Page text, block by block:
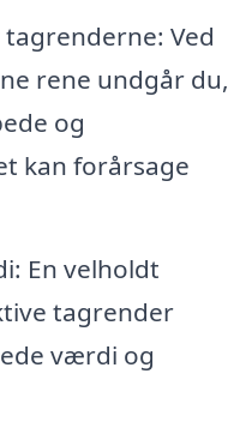
Ved
rene undgår du,
og
kan forårsage
En velholdt
tagrender
værdi og